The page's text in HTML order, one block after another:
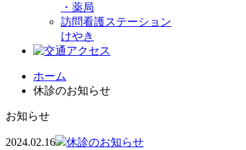
・ 薬局
訪問看護ステーション
けやき
ホーム
休診のお知らせ
お知らせ
2024.02.16
休診のお知らせ